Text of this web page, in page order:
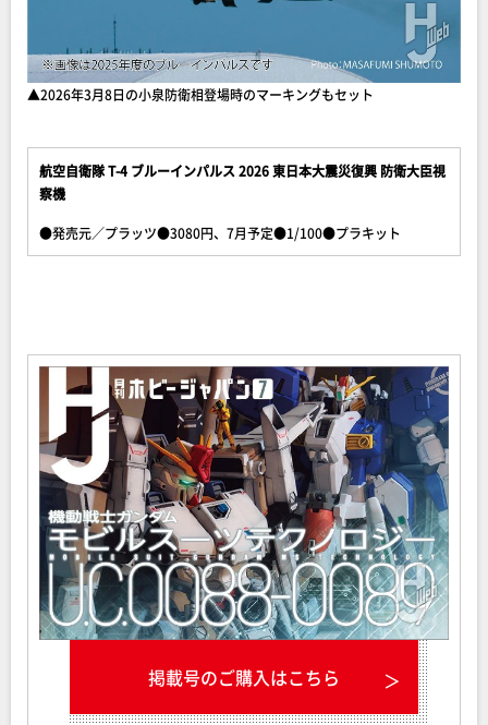
▲2026年3月8日の小泉防衛相登場時のマーキングもセット
航空自衛隊 T-4 ブルーインパルス 2026 東日本大震災復興 防衛大臣視
察機
●発売元／プラッツ●3080円、7月予定●1/100●プラキット
掲載号のご購入はこちら